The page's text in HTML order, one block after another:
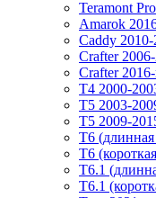
Teramont
Amarok
Caddy
Crafter
Crafter
T4 2000-
T5 2003-
T5 2009-
T6 (длинная
Т6
T6.1
T6.1